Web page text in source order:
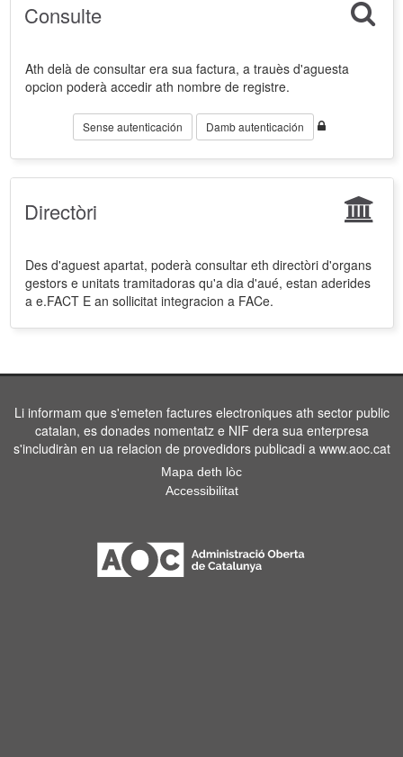
Consulte
Ath delà de consultar era sua factura, a trauès d'aguesta
opcion poderà accedir ath nombre de registre.
Sense autenticación Damb autenticación
Directòri
Des d'aguest apartat, poderà consultar eth directòri d'organs
gestors e unitats tramitadoras qu'a dia d'aué, estan aderides
a e.FACT E an sollicitat integracion a FACe.
Li informam que s'emeten factures electroniques ath sector public
catalan, es donades nomentatz e NIF dera sua enterpresa
s'includiràn en ua relacion de provedidors publicadi a www.aoc.cat
Mapa deth lòc
Accessibilitat